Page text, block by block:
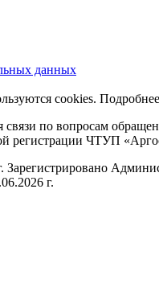
данных
cookies.
связи по вопросам
регистрации ЧТУП
г.